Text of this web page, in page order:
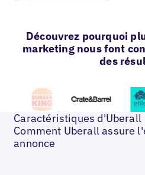
Découvrez pourquoi
marketing nous font
des
Caractéristiques d'Uberall
Comment Uberall assure
annonce